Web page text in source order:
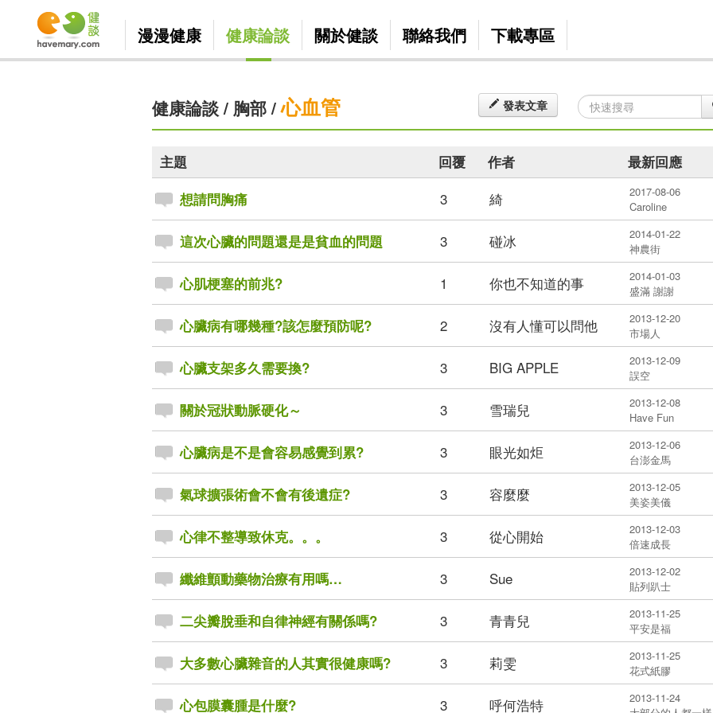
漫漫健康 健康論談 關於健談 聯絡我們 下載專區
健康論談/ 胸部/心血管 發表文章
主題 回覆 作者
最新回應
想請問胸痛
3 綺
2017-08-06
Caroline
這次心臟的問題還是是貧血的問題 3 碰冰
2014-01-22
神農街
心肌梗塞的前兆? 1 你也不知道的事
2014-01-03
盛滿 謝謝
心臟病有哪幾種?該怎麼預防呢? 2 沒有人懂可以問他
2013-12-20
市場人
心臟支架多久需要換? 3 BIG APPLE
2013-12-09
誤空
關於冠狀動脈硬化～ 3 雪瑞兒
2013-12-08
Have Fun
心臟病是不是會容易感覺到累? 3 眼光如炬
2013-12-06
台澎金馬
氣球擴張術會不會有後遺症? 3 容麼麼
2013-12-05
美姿美儀
心律不整導致休克。。。 3 從心開始
2013-12-03
倍速成長
纖維顫動藥物治療有用嗎… 3 Sue
2013-12-02
貼列趴士
二尖瓣脫垂和自律神經有關係嗎? 3 青青兒
2013-11-25
平安是福
大多數心臟雜音的人其實很健康嗎? 3 莉雯
2013-11-25
花式紙膠
心包膜囊腫是什麼? 3 呼何浩特
2013-11-24